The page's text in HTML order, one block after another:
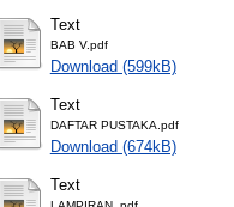
Text
BAB V.pdf
Download (599kB)
Text
DAFTAR PUSTAKA.pdf
Download (674kB)
Text